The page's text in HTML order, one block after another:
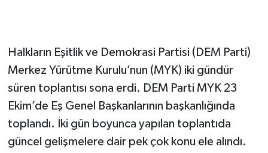
Halkların Eşitlik ve Demokrasi Partisi (DEM Parti)
Merkez Yürütme Kurulu’nun (MYK) iki gündür
süren toplantısı sona erdi. DEM Parti MYK 23
Ekim’de Eş Genel Başkanlarının başkanlığında
toplandı. İki gün boyunca yapılan toplantıda
güncel gelişmelere dair pek çok konu ele alındı.